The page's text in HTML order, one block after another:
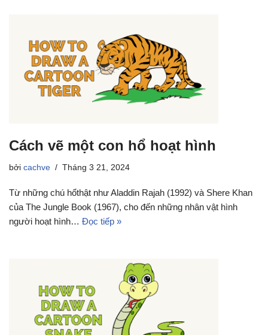
Cách vẽ một con hổ hoạt hình
bởi cachve Tháng 3 21, 2024
Từ những chú hổthật như Aladdin Rajah (1992) và Shere Khan
của The Jungle Book (1967), cho đến những nhân vật hình
người hoạt hình… Đọc tiếp »